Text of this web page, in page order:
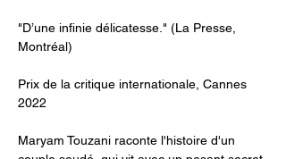
"D’une infinie délicatesse." (La Presse,
Montréal)
Prix de la critique internationale, Cannes
2022
Maryam Touzani raconte l'histoire d'un